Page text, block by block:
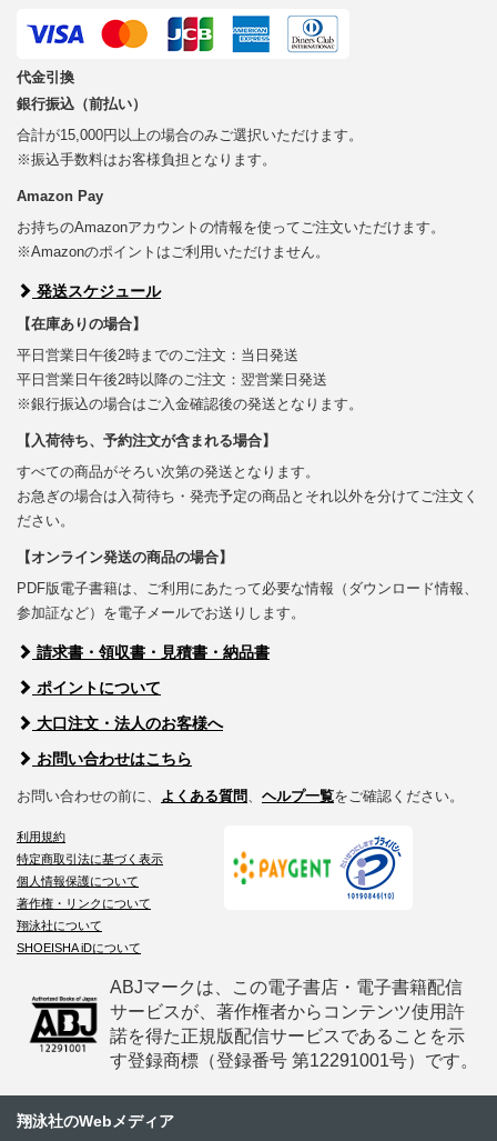
代金引換
銀行振込（前払い）
合計が15,000円以上の場合のみご選択いただけます。
※振込手数料はお客様負担となります。
Amazon Pay
お持ちのAmazonアカウントの情報を使ってご注文いただけます。
※Amazonのポイントはご利用いただけません。
発送スケジュール
【在庫ありの場合】
平日営業日午後2時までのご注文：当日発送
平日営業日午後2時以降のご注文：翌営業日発送
※銀行振込の場合はご入金確認後の発送となります。
【入荷待ち、予約注文が含まれる場合】
すべての商品がそろい次第の発送となります。
お急ぎの場合は入荷待ち・発売予定の商品とそれ以外を分けてご注文く
ださい。
【オンライン発送の商品の場合】
PDF版電子書籍は、ご利用にあたって必要な情報（ダウンロード情報、
参加証など）を電子メールでお送りします。
請求書・領収書・見積書・納品書
ポイントについて
大口注文・法人のお客様へ
お問い合わせはこちら
お問い合わせの前に、 よくある質問、 ヘルプ一覧をご確認ください。
利用規約
特定商取引法に基づく表示
個人情報保護について
著作権・リンクについて
翔泳社について
SHOEISHA iDについて
ABJマークは、この電子書店・電子書籍配信
サービスが、著作権者からコンテンツ使用許
諾を得た正規版配信サービスであることを示
す登録商標（登録番号 第12291001号）です。
翔泳社のWebメディア